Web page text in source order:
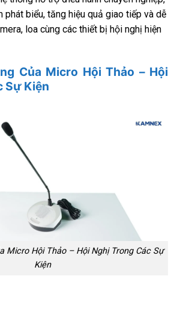
phát biểu, tăng hiệu quả giao tiếp và dễ
loa cùng các thiết bị hội nghị hiện
Của Micro Hội Thảo – Hội
Sự Kiện
Micro Hội Thảo – Hội Nghị Trong Các Sự
Kiện